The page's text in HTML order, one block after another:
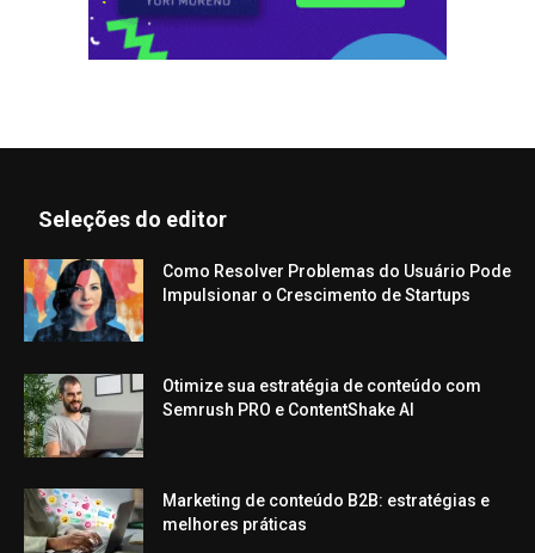
Seleções do editor
Como Resolver Problemas do Usuário Pode
Impulsionar o Crescimento de Startups
Otimize sua estratégia de conteúdo com
Semrush PRO e ContentShake AI
Marketing de conteúdo B2B: estratégias e
melhores práticas